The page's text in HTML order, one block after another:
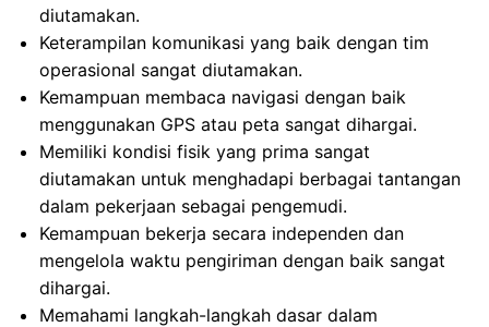
diutamakan.
Keterampilan komunikasi yang baik dengan tim
operasional sangat diutamakan.
Kemampuan membaca navigasi dengan baik
menggunakan GPS atau peta sangat dihargai.
Memiliki kondisi fisik yang prima sangat
diutamakan untuk menghadapi berbagai tantangan
dalam pekerjaan sebagai pengemudi.
Kemampuan bekerja secara independen dan
mengelola waktu pengiriman dengan baik sangat
dihargai.
Memahami langkah-langkah dasar dalam